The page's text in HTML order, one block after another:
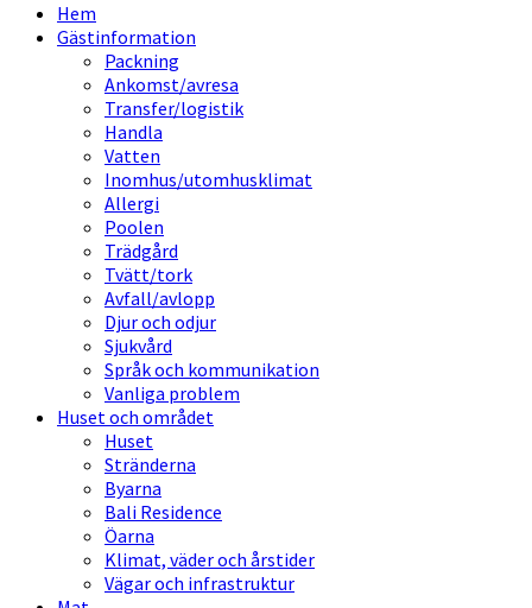
Hem
Gästinformation
Packning
Ankomst/avresa
Transfer/logistik
Handla
Vatten
Inomhus/utomhusklimat
Allergi
Poolen
Trädgård
Tvätt/tork
Avfall/avlopp
Djur och odjur
Sjukvård
Språk och kommunikation
Vanliga problem
Huset och området
Huset
Stränderna
Byarna
Bali Residence
Öarna
Klimat, väder och årstider
Vägar och infrastruktur